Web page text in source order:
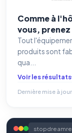
Comme à
vous,
notre
harmonie
Tout
produits sont
qua...
Voir les résultats
Dernière mise à